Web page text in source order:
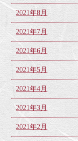
2021年8月
2021年7月
2021年6月
2021年5月
2021年4月
2021年3月
2021年2月